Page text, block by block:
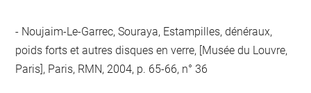
Noujaim-Le-Garrec, Souraya, Estampilles, dénéraux,
poids forts et autres disques en verre, [Musée du Louvre,
Paris], Paris, RMN, 2004, p. 65-66, n° 36